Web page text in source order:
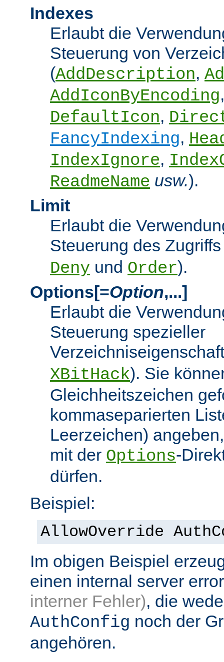
Indexes
Erlaubt die
Steuerung von
(AddDescription,
AddIconByEncoding
DefaultIcon,
FancyIndexing,
IndexIgnore,
ReadmeName usw.).
Limit
Erlaubt die
Steuerung des
Deny und Order).
Options[=Option,...]
Erlaubt die
Steuerung spezieller
XBitHack). Sie
Gleichheitszeichen
kommaseparierten
Leerzeichen)
mit der Options-
dürfen.
Beispiel:
AllowOverride
Im obigen Beispiel
einen internal server
interner Fehler), die
AuthConfig noch der
angehören.